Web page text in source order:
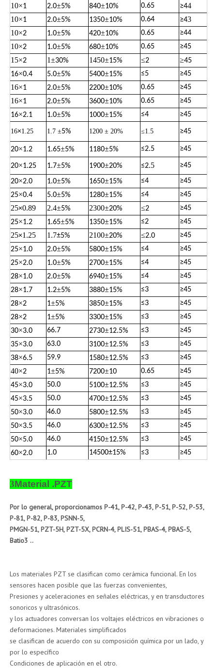
10×1 2.0±5% 840±10% 0.65 ≥44
10×1 2.0±5% 1350±10% 0.64 ≥43
10×2 1.0±5% 420±10% 0.65 ≥44
10×2 1.0±5% 680±10% 0.65 ≥45
15×2 1±30% 1450±15% ≤2 ≥45
16×0.4 5.0±5% 5400±15% ≤5 ≥45
16×1 2.0±5% 2200±10% 0.65 ≥45
16×1 2.0±5% 3600±10% 0.65 ≥45
16×2.1 1.0±5% 1000±15% ≤4 ≥45
16×1.25 1.7 ±5% 1200 ± 20% ≤1.5 ≥45
20×1.2 1.65±5% 1180±5% ≤2.5 ≥45
20×1.25 1.7±5% 1900±20% ≤2.5 ≥45
20×2.0 1.0±5% 1650±15% ≤4 ≥45
25×0.4 5.0±5% 1280±15% ≤4 ≥45
25×0.89 2.4±5% 2300±20% ≤2 ≥45
25×1.2 1.65±5% 1350±15% ≤2 ≥45
25×1.25 1.7±5% 2100±20% ≤2.0 ≥45
25×1.0 2.0±5% 5800±15% ≤4 ≥45
25×2.0 1.0±5% 2700±15% ≤4 ≥45
28×1.0 2.0±5% 6940±15% ≤4 ≥45
28×1.7 1.2±5% 3880±15% ≤3 ≥45
28×2 1±5% 3850±15% ≤3 ≥45
28×2 1±5% 3300±15% ≤3 ≥45
30×3.0 66.7 2730±12.5% ≤3 ≥45
35×3.0 63.0 3100±12.5% ≤3 ≥45
38×6.5 59.9 1580±12.5% ≤3 ≥45
40×2 1±5% 7200±10 0.65 ≥45
45×3.0 50.0 5100±12.5% ≤3 ≥45
45×3.5 50.0 4700±12.5% ≤3 ≥45
50×3.0 46.0 5800±12.5% ≤3 ≥45
50×3.5 46.0 6300±12.5% ≤3 ≥45
50×5.0 46.0 4150±12.5% ≤3 ≥45
60×2.0 1.0 14500±15% ≤3 ≥45
3Material .PZT
Por lo general, proporcionamos P-41, P-42, P-43, P-51, P-52, P-53,
P-81, P-82, P-83, PSNN-5,
PMGN-51, PZT-5H, PZT-5X, PCRN-4, PLIS-51, PBAS-4, PBAS-5,
Batio3 ..
Los materiales PZT se clasifican como cerámica funcional. En los
sensores hacen posible que las fuerzas convenientes,
Presiones y aceleraciones en señales eléctricas, y en transductores
sonoricos y ultrasónicos.
y los actuadores conversan los voltajes eléctricos en vibraciones o
deformaciones. Materiales simplificados
se clasifican de acuerdo con su composición química por un lado, y
por lo específico
Condiciones de aplicación en el otro.